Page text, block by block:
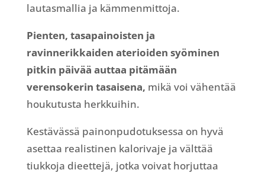
lautasmallia ja kämmenmittoja.
Pienten, tasapainoisten ja
ravinnerikkaiden aterioiden syöminen
pitkin päivää auttaa pitämään
verensokerin tasaisena, mikä voi vähentää
houkutusta herkkuihin.
Kestävässä painonpudotuksessa on hyvä
asettaa realistinen kalorivaje ja välttää
tiukkoja dieettejä, jotka voivat horjuttaa